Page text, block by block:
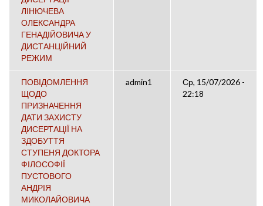
ЛІНЮЧЕВА
ОЛЕКСАНДРА
ГЕНАДІЙОВИЧА У
ДИСТАНЦІЙНИЙ
РЕЖИМ
ПОВІДОМЛЕННЯ
ЩОДО
ПРИЗНАЧЕННЯ
ДАТИ ЗАХИСТУ
ДИСЕРТАЦІЇ НА
ЗДОБУТТЯ
СТУПЕНЯ ДОКТОРА
ФІЛОСОФІЇ
ПУСТОВОГО
АНДРІЯ
МИКОЛАЙОВИЧА
admin1
Ср, 15/07/2026 -
22:18